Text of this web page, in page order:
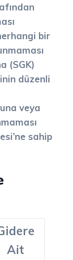
bir
(SGK)
düzenli
veya
sahip
Ait